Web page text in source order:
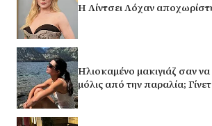
Η Λίντσει Λόχαν
Ηλιοκαμένο μακιγιάζ σαν να
μόλις από την παραλία;